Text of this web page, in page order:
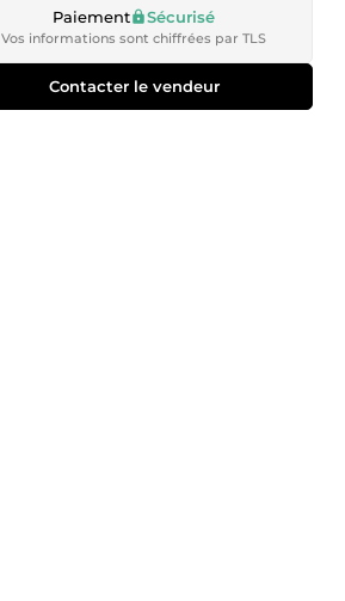
Paiement Sécurisé
Vos informations sont chiffrées par TLS
Contacter le vendeur